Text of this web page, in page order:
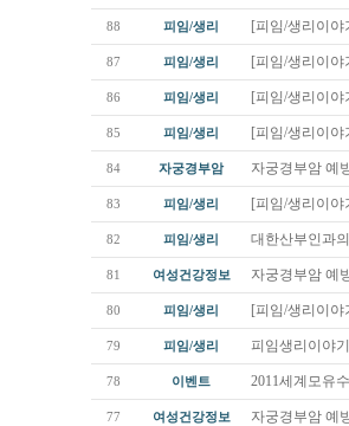
88 피임/생리 [피임/생리이
87 피임/생리 [피임/생리이
86 피임/생리 [피임/생리이
85 피임/생리 [피임/생리이
84 자궁경부암 자궁경부암 예
83 피임/생리 [피임/생리이
82 피임/생리 대한산부인과
81 여성건강정보 자궁경부암 예
80 피임/생리 [피임/생리이
79 피임/생리 피임생리이야
78 이벤트 2011세계모유
77 여성건강정보 자궁경부암 예